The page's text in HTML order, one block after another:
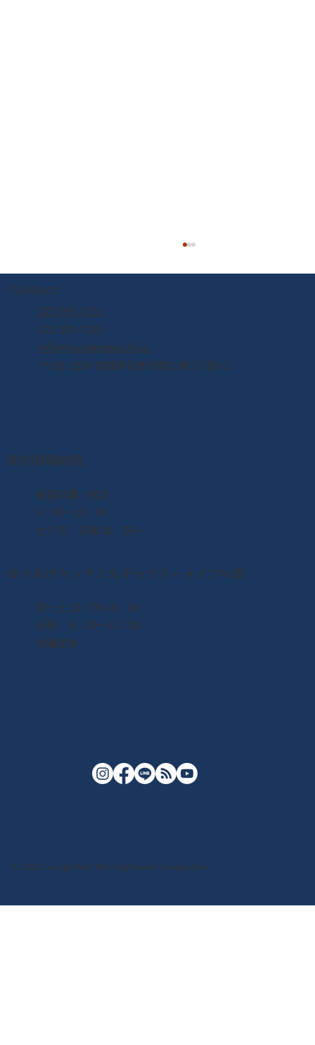
佐藤農園
Contact
022-395-7211
022-395-7235
info@yuriageasaichi.jp
〒981-1204 宮城県名取市閖上東3丁目5-1
朝市開場時間
​毎週日曜・祝日
6：00〜13：00
せり市 日曜 10：00〜
ゆりあげキッチン＆ギャラリーメイプル館
月〜土 10：00-16：00
日祝 6：00〜13：00
木曜定休
© 2026 Yuriage Port Morning Market Cooperative